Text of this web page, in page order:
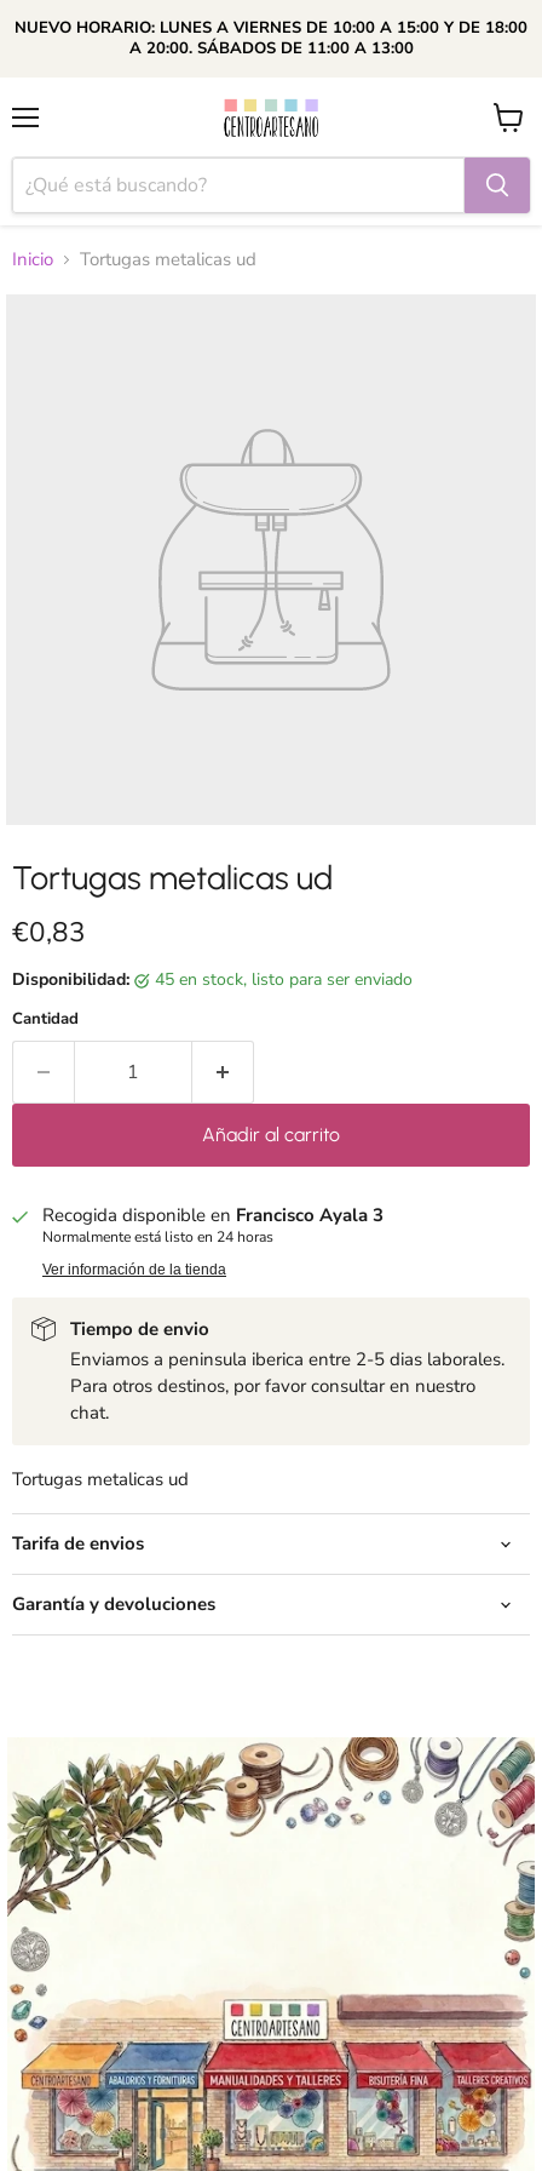
NUEVO HORARIO: LUNES A VIERNES DE 10:00 A 15:00 Y DE 18:00
A 20:00. SÁBADOS DE 11:00 A 13:00
Ver
carrito
Inicio Tortugas metalicas ud
Tortugas metalicas ud
Precio actual
€0,83
Disponibilidad: 45 en stock, listo para ser enviado
Cantidad
Añadir al carrito
Recogida disponible en Francisco Ayala 3
Normalmente está listo en 24 horas
Ver información de la tienda
Tiempo de envio
Enviamos a peninsula iberica entre 2-5 dias laborales.
Para otros destinos, por favor consultar en nuestro
chat.
Tortugas metalicas ud
Tarifa de envios
Garantía y devoluciones